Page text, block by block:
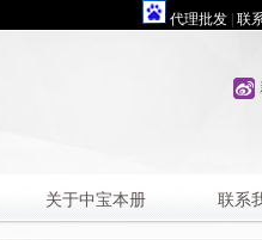
代理批发 联
关于中宝本册 联系